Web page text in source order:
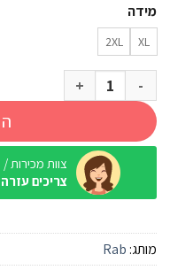
מידה
XL
2XL
כמות של חולצה Rab Sonic Hooded Dark Melba גברים
צוות מכירות / Online
צריכים
מותג: Rab